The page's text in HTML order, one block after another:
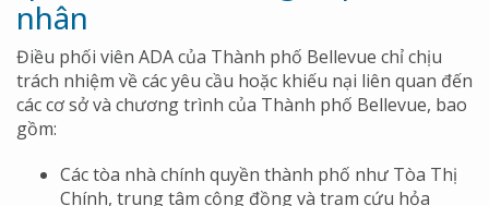
nhân
Điều phối viên ADA của Thành phố Bellevue chỉ chịu
trách nhiệm về các yêu cầu hoặc khiếu nại liên quan đến
các cơ sở và chương trình của Thành phố Bellevue, bao
gồm:
Các tòa nhà chính quyền thành phố như Tòa Thị
Chính, trung tâm cộng đồng và trạm cứu hỏa